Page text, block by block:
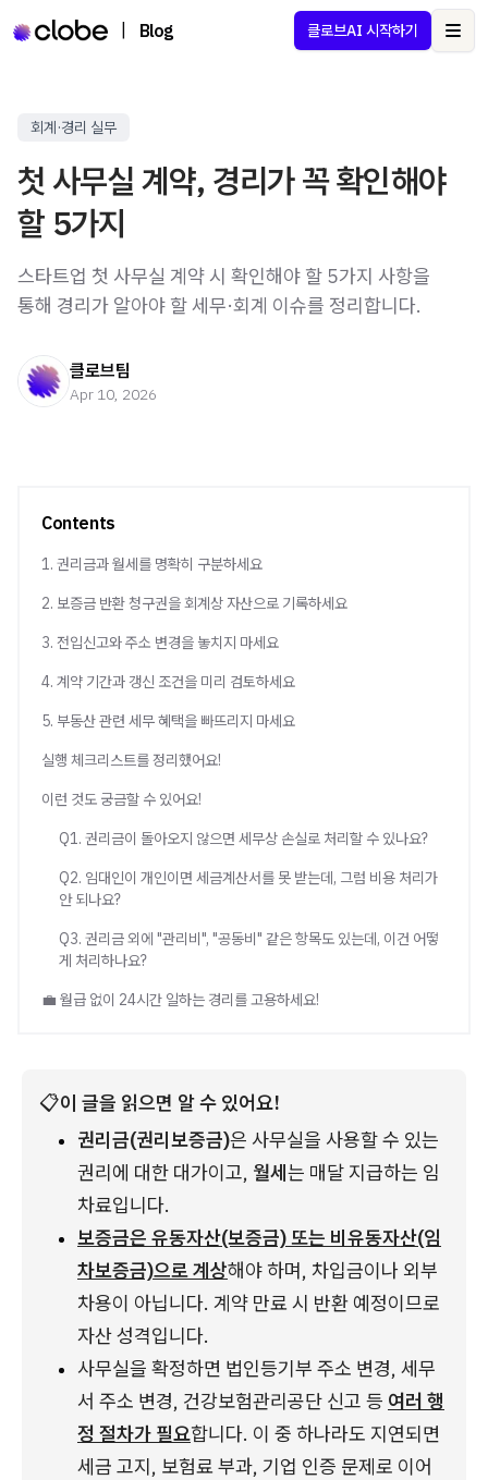
Blog 클로브AI 시작하기
회계·경리 실무
첫 사무실 계약, 경리가 꼭 확인해야
할 5가지
스타트업 첫 사무실 계약 시 확인해야 할 5가지 사항을
통해 경리가 알아야 할 세무·회계 이슈를 정리합니다.
클로브팀
Apr 10, 2026
Contents
1. 권리금과 월세를 명확히 구분하세요
2. 보증금 반환 청구권을 회계상 자산으로 기록하세요
3. 전입신고와 주소 변경을 놓치지 마세요
4. 계약 기간과 갱신 조건을 미리 검토하세요
5. 부동산 관련 세무 혜택을 빠뜨리지 마세요
실행 체크리스트를 정리했어요!
이런 것도 궁금할 수 있어요!
Q1. 권리금이 돌아오지 않으면 세무상 손실로 처리할 수 있나요?
Q2. 임대인이 개인이면 세금계산서를 못 받는데, 그럼 비용 처리가
안 되나요?
Q3. 권리금 외에 "관리비", "공동비" 같은 항목도 있는데, 이건 어떻
게 처리하나요?
💼 월급 없이 24시간 일하는 경리를 고용하세요!
📋이 글을 읽으면 알 수 있어요!
권리금(권리보증금)은 사무실을 사용할 수 있는
권리에 대한 대가이고, 월세는 매달 지급하는 임
차료입니다.
보증금은 유동자산(보증금) 또는 비유동자산(임
차보증금)으로 계상해야 하며, 차입금이나 외부
차용이 아닙니다. 계약 만료 시 반환 예정이므로
자산 성격입니다.
사무실을 확정하면 법인등기부 주소 변경, 세무
서 주소 변경, 건강보험관리공단 신고 등 여러 행
정 절차가 필요합니다. 이 중 하나라도 지연되면
세금 고지, 보험료 부과, 기업 인증 문제로 이어